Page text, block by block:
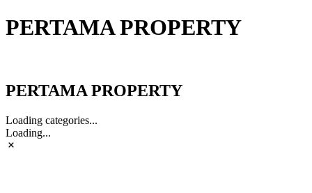
PERTAMA PROPERTY
PERTAMA PROPERTY
Loading categories...
Loading...